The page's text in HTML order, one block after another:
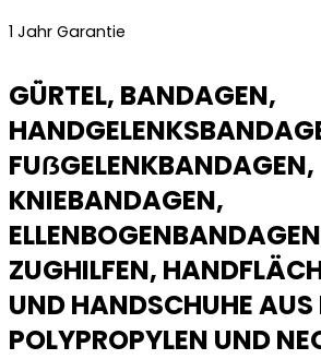
1 Jahr Garantie
GÜRTEL, BANDAGEN,
FUẞGELENKBANDAGEN,
KNIEBANDAGEN,
ZUGHILFEN,
UND HANDSCHUHE AUS
POLYPROPYLEN UND